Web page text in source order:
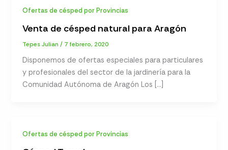
Ofertas de césped por Provincias
Venta de césped natural para Aragón
Tepes Julian/ 7 febrero, 2020
Disponemos de ofertas especiales para particulares
y profesionales del sector de la jardinería para la
Comunidad Autónoma de Aragón Los […]
Ofertas de césped por Provincias